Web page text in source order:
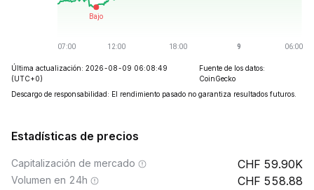
Última actualización: 2026-08-09 06:08:49
(UTC+0)
Fuente de los datos:
CoinGecko
Descargo de responsabilidad: El rendimiento pasado no garantiza resultados futuros.
Estadísticas de precios
Capitalización de mercado 59.90K
Volumen en 24h 558.88